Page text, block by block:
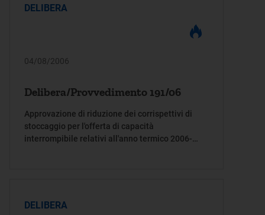
DELIBERA
04/08/2006
Delibera/Provvedimento 191/06
Approvazione di riduzione dei corrispettivi di
stoccaggio per l'offerta di capacità
interrompibile relativi all'anno termico 2006-
DELIBERA